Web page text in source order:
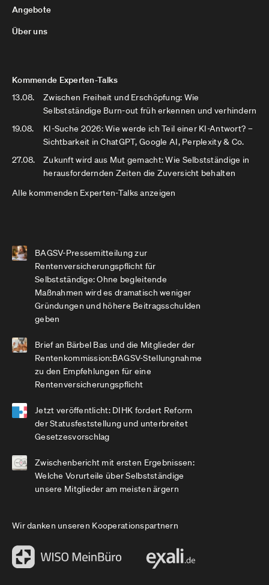
Angebote
Über uns
Kommende Experten-Talks
13.08.
Zwischen Freiheit und Erschöpfung: Wie
Selbstständige Burn-out früh erkennen und verhindern
19.08.
KI-Suche 2026: Wie werde ich Teil einer KI-Antwort? –
Sichtbarkeit in ChatGPT, Google AI, Perplexity & Co.
27.08.
Zukunft wird aus Mut gemacht: Wie Selbstständige in
herausfordernden Zeiten die Zuversicht behalten
Alle kommenden Experten-Talks anzeigen
BAGSV-Pressemitteilung zur
Rentenversicherungspflicht für
Selbstständige: Ohne begleitende
Maßnahmen wird es dramatisch weniger
Gründungen und höhere Beitragsschulden
geben
Brief an Bärbel Bas und die Mitglieder der
Rentenkommission:BAGSV-Stellungnahme
zu den Empfehlungen für eine
Rentenversicherungspflicht
Jetzt veröffentlicht: DIHK fordert Reform
der Statusfeststellung und unterbreitet
Gesetzesvorschlag
Zwischenbericht mit ersten Ergebnissen:
Welche Vorurteile über Selbstständige
unsere Mitglieder am meisten ärgern
Wir danken unseren Kooperationspartnern